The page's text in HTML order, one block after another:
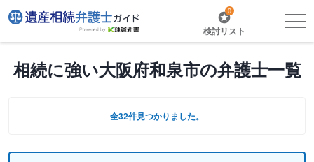
0
検討リスト
相続に強い大阪府和泉市の弁護士一覧
全32件見つかりました。